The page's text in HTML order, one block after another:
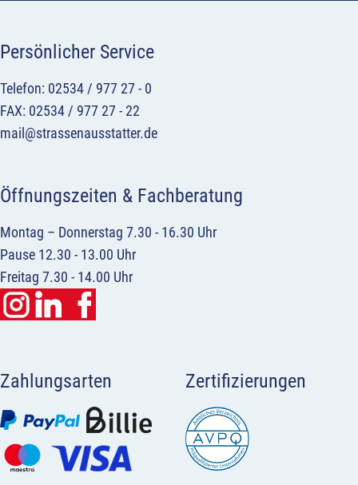
Persönlicher Service
Telefon: 02534 / 977 27 - 0
FAX: 02534 / 977 27 - 22
mail@strassenausstatter.de
Öffnungszeiten & Fachberatung
Montag – Donnerstag 7.30 - 16.30 Uhr
Pause 12.30 - 13.00 Uhr
Freitag 7.30 - 14.00 Uhr
Zahlungsarten Zertifizierungen